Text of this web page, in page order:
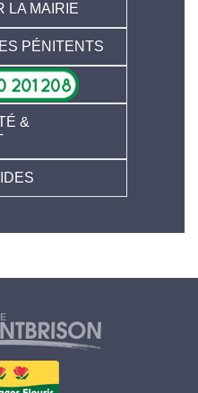
LA MAIRIE
PÉNITENTS
&